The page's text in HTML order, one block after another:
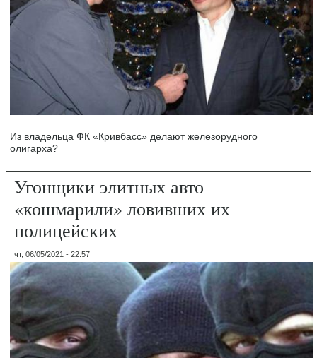
Из владельца ФК «Кривбасс» делают железорудного
олигарха?
Угонщики элитных авто
«кошмарили» ловивших их
полицейских
чт, 06/05/2021 - 22:57